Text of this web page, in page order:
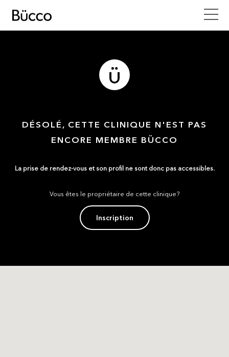
DÉSOLÉ, CETTE CLINIQUE N'EST PAS
ENCORE MEMBRE BÜCCO
La prise de rendez-vous et son profil ne sont donc pas accessibles.
Vous êtes le propriétaire de cette clinique?
Inscription